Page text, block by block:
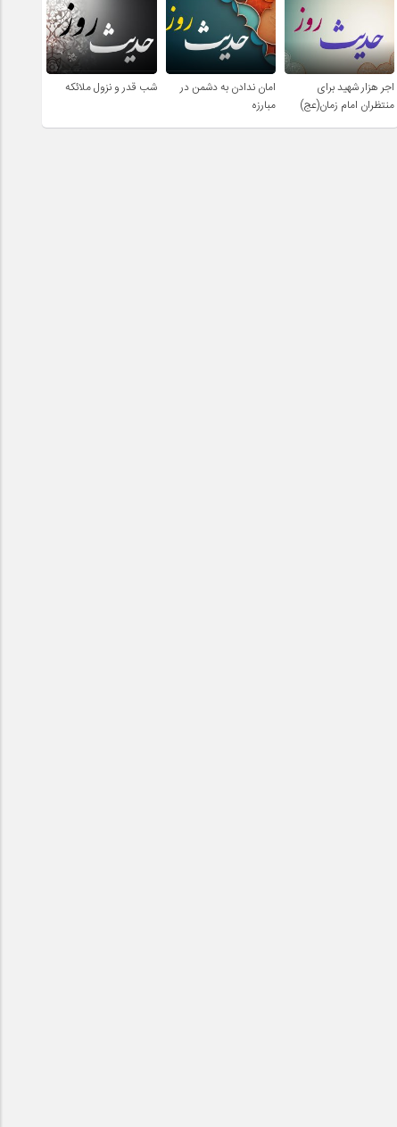
اجر هزار شهید برای
منتظران امام زمان(عج)
امان ندادن به دشمن در
مبارزه
شب قدر و نزول ملائکه